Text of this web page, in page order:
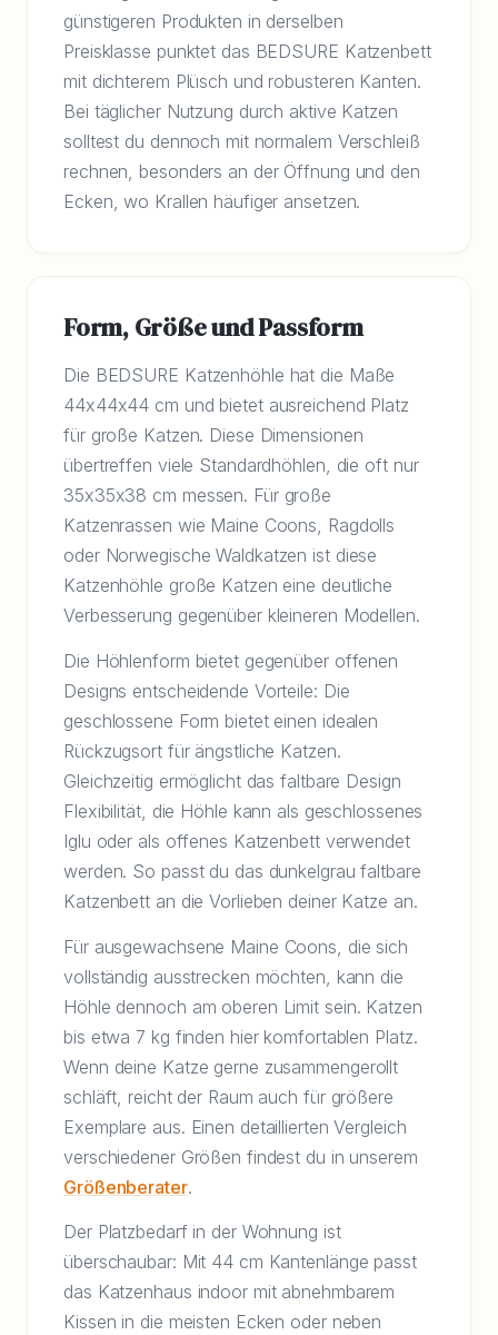
günstigeren Produkten in derselben
Preisklasse punktet das BEDSURE Katzenbett
mit dichterem Plüsch und robusteren Kanten.
Bei täglicher Nutzung durch aktive Katzen
solltest du dennoch mit normalem Verschleiß
rechnen, besonders an der Öffnung und den
Ecken, wo Krallen häufiger ansetzen.
Form, Größe und Passform
Die BEDSURE Katzenhöhle hat die Maße
44x44x44 cm und bietet ausreichend Platz
für große Katzen. Diese Dimensionen
übertreffen viele Standardhöhlen, die oft nur
35x35x38 cm messen. Für große
Katzenrassen wie Maine Coons, Ragdolls
oder Norwegische Waldkatzen ist diese
Katzenhöhle große Katzen eine deutliche
Verbesserung gegenüber kleineren Modellen.
Die Höhlenform bietet gegenüber offenen
Designs entscheidende Vorteile: Die
geschlossene Form bietet einen idealen
Rückzugsort für ängstliche Katzen.
Gleichzeitig ermöglicht das faltbare Design
Flexibilität, die Höhle kann als geschlossenes
Iglu oder als offenes Katzenbett verwendet
werden. So passt du das dunkelgrau faltbare
Katzenbett an die Vorlieben deiner Katze an.
Für ausgewachsene Maine Coons, die sich
vollständig ausstrecken möchten, kann die
Höhle dennoch am oberen Limit sein. Katzen
bis etwa 7 kg finden hier komfortablen Platz.
Wenn deine Katze gerne zusammengerollt
schläft, reicht der Raum auch für größere
Exemplare aus. Einen detaillierten Vergleich
verschiedener Größen findest du in unserem
Größenberater.
Der Platzbedarf in der Wohnung ist
überschaubar: Mit 44 cm Kantenlänge passt
das Katzenhaus indoor mit abnehmbarem
Kissen in die meisten Ecken oder neben